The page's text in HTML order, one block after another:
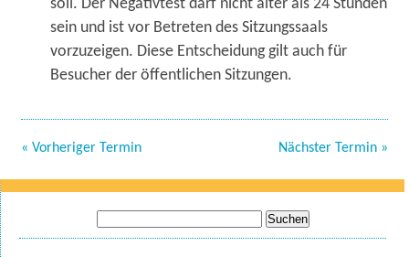
soll. Der Negativtest darf nicht älter als 24 Stunden
sein und ist vor Betreten des Sitzungssaals
vorzuzeigen. Diese Entscheidung gilt auch für
Besucher der öffentlichen Sitzungen.
« Vorheriger Termin Nächster Termin »
nach: